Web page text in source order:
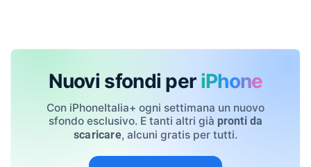
Nuovi sfondi per iPhone
Con iPhoneItalia+ ogni settimana un nuovo
sfondo esclusivo. E tanti altri già pronti da
scaricare, alcuni gratis per tutti.